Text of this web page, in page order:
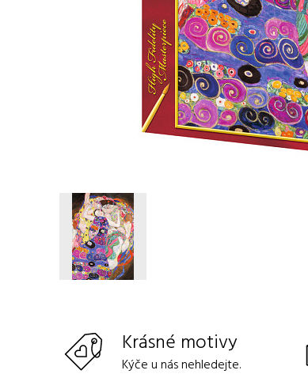
Krásné motivy
Kýče u nás nehledejte.